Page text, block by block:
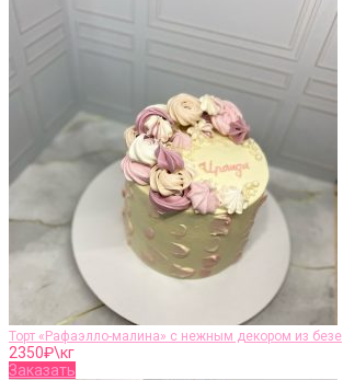
Торт «Рафаэлло-малина» с нежным декором из безе
2350₽\кг
Заказать